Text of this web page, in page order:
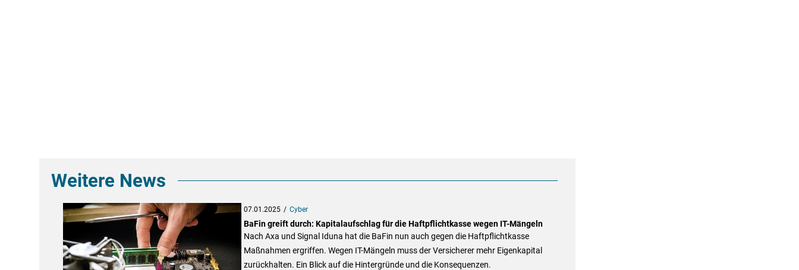
Weitere News
07.01.2025 Cyber
BaFin greift durch: Kapitalaufschlag für die Haftpflichtkasse wegen IT-Mängeln
Nach Axa und Signal Iduna hat die BaFin nun auch gegen die Haftpflichtkasse
Maßnahmen ergriffen. Wegen IT-Mängeln muss der Versicherer mehr Eigenkapital
zurückhalten. Ein Blick auf die Hintergründe und die Konsequenzen.